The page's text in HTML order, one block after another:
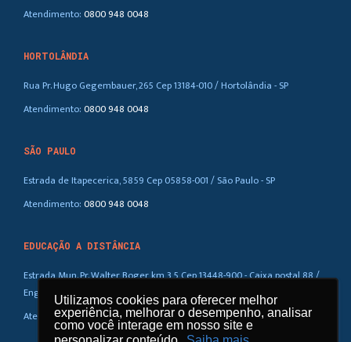
Utilizamos cookies para oferecer melhor
experiência, melhorar o desempenho, analisar
como você interage em nosso site e
Utilizamos cookies para oferecer melhor
experiência, melhorar o desempenho, analisar
como você interage em nosso site e
Atendimento:0800 948 0048
HORTOLÂNDIA
Rua Pr. Hugo Gegembauer, 265 Cep 13184-010 / Hortolândia - SP
Atendimento:0800 948 0048
SÃO PAULO
Estrada de Itapecerica, 5859 Cep 05858-001 / São Paulo - SP
Atendimento:0800 948 0048
EDUCAÇÃO A DISTÂNCIA
Estrada Mun. Pr. Walter Boger, km 3,5 Cep 13448-900 - Caixa postal 88 /
Eng. Coelho – SP
Atendimento:0800 948 0048